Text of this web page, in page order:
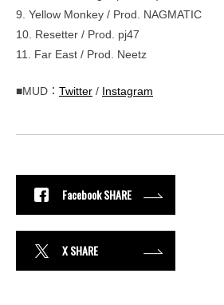
9. Yellow Monkey / Prod. NAGMATIC
10. Resetter / Prod. pj47
11. Far East / Prod. Neetz
■MUD： Twitter / Instagram
Facebook SHARE
X SHARE